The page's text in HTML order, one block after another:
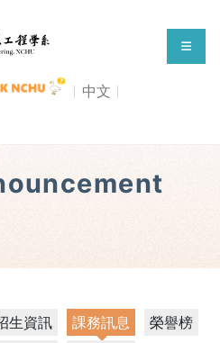
中文
生資訊 課務訊息
榮譽榜